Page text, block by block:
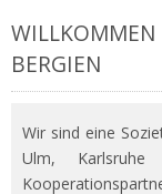
WILLKOMMEN
BERGIEN
Wir sind eine
Ulm,